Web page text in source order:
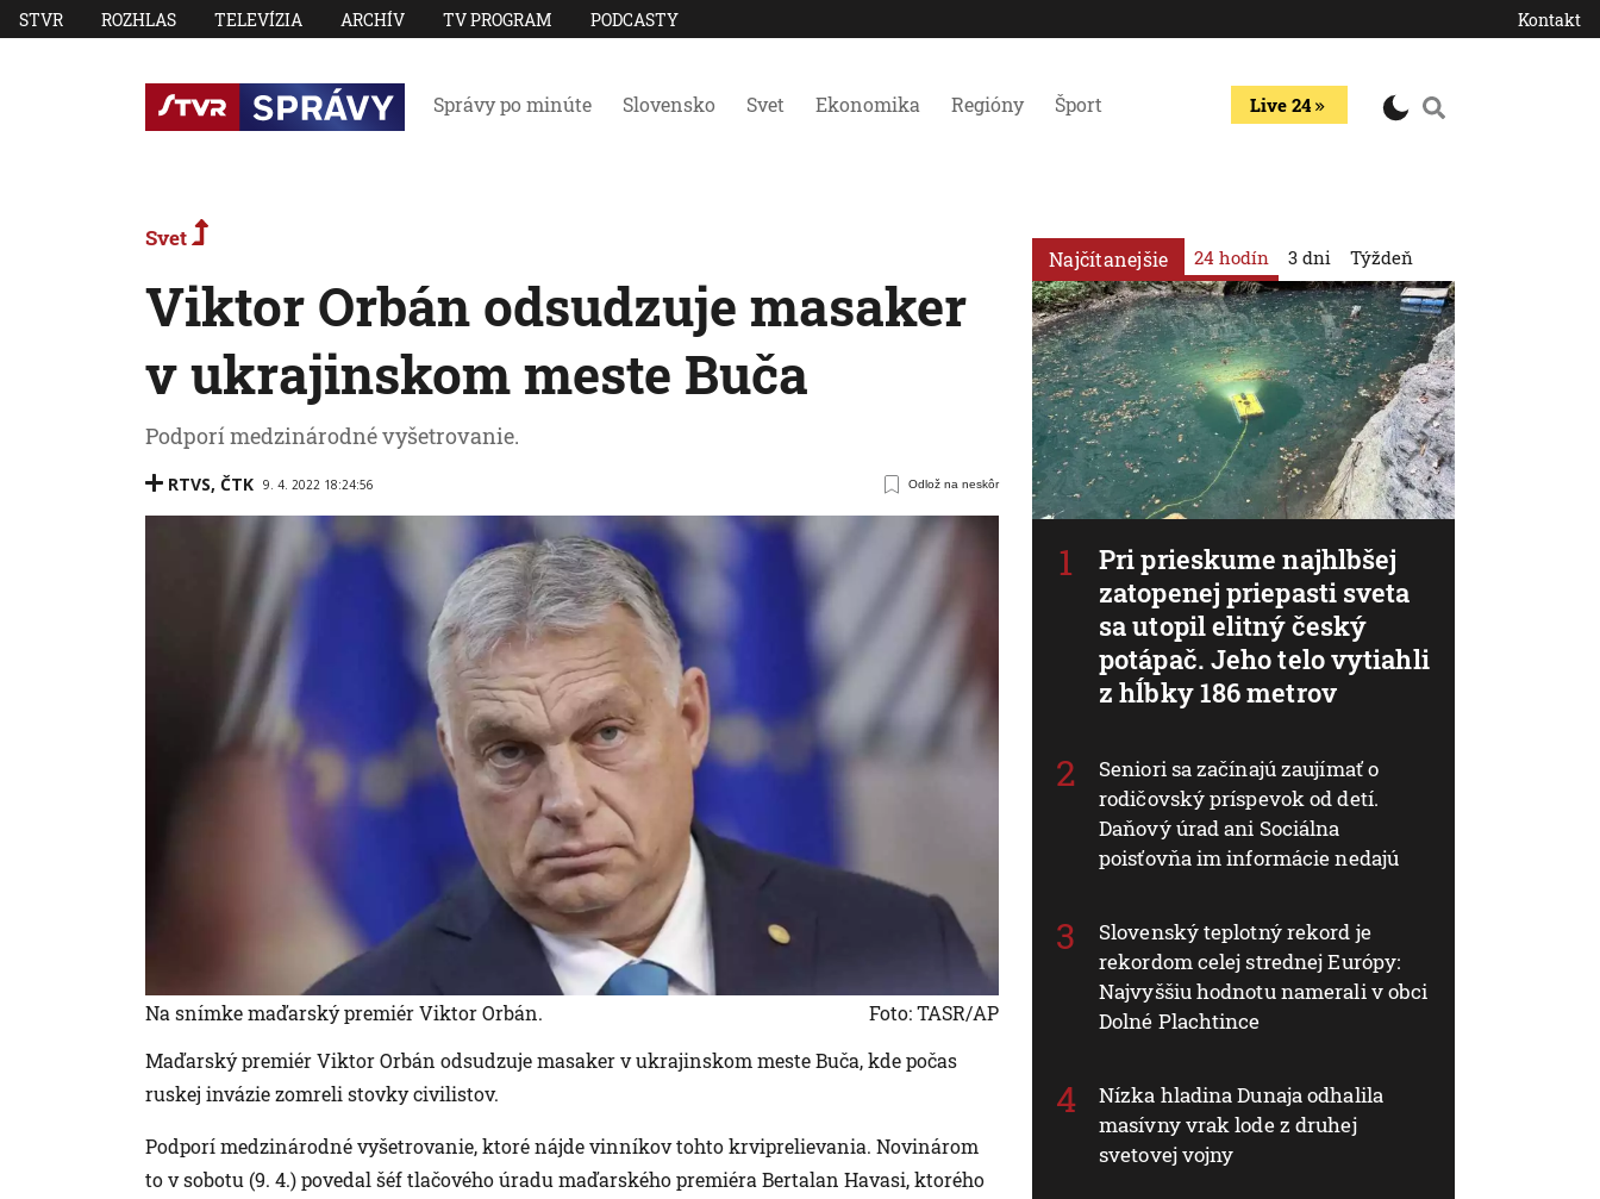
STVR ROZHLAS TELEVÍZIA ARCHÍV TV PROGRAM PODCASTY Kontakt
Správy po minúte Slovensko Svet Ekonomika Regióny Šport Live 24
Svet
Viktor Orbán odsudzuje masaker
v ukrajinskom meste Buča
Podporí medzinárodné vyšetrovanie.
RTVS, ČTK 9. 4. 2022 18:24:56 Odlož na neskôr
Na snímke maďarský premiér Viktor Orbán.
Foto: TASR/AP
Maďarský premiér Viktor Orbán odsudzuje masaker v ukrajinskom meste Buča, kde počas
ruskej invázie zomreli stovky civilistov.
Podporí medzinárodné vyšetrovanie, ktoré nájde vinníkov tohto krviprelievania. Novinárom
to v sobotu (9. 4.) povedal šéf tlačového úradu maďarského premiéra Bertalan Havasi, ktorého
Najčítanejšie 24 hodín
Pri prieskume najhlbšej
zatopenej priepasti sveta
sa utopil elitný český
potápač. Jeho telo vytiahli
z hĺbky 186 metrov
Seniori sa začínajú zaujímať o
rodičovský príspevok od detí.
Daňový úrad ani Sociálna
poisťovňa im informácie nedajú
Slovenský teplotný rekord je
rekordom celej strednej Európy:
Najvyššiu hodnotu namerali v obci
Dolné Plachtince
Nízka hladina Dunaja odhalila
masívny vrak lode z druhej
svetovej vojny
3 dni Týždeň